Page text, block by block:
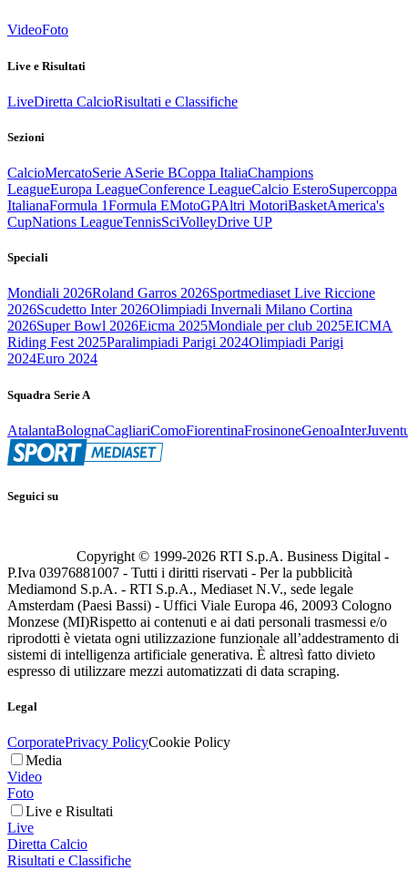
VideoFoto
Live e Risultati
LiveDiretta CalcioRisultati e Classifiche
Sezioni
CalcioMercatoSerie ASerie BCoppa ItaliaChampions
LeagueEuropa LeagueConference LeagueCalcio EsteroSupercoppa
ItalianaFormula 1Formula EMotoGPAltri MotoriBasketAmerica's
CupNations LeagueTennisSciVolleyDrive UP
Speciali
Mondiali 2026Roland Garros 2026Sportmediaset Live Riccione
2026Scudetto Inter 2026Olimpiadi Invernali Milano Cortina
2026Super Bowl 2026Eicma 2025Mondiale per club 2025EICMA
Riding Fest 2025Paralimpiadi Parigi 2024Olimpiadi Parigi
2024Euro 2024
Squadra Serie A
AtalantaBolognaCagliariComoFiorentinaFrosinoneGenoaInter
Seguici su
Copyright © 1999-2026 RTI S.p.A. Business Digital -
P.Iva 03976881007 - Tutti i diritti riservati - Per la pubblicità
Mediamond S.p.A. - RTI S.p.A., Mediaset N.V., sede legale
Amsterdam (Paesi Bassi) - Uffici Viale Europa 46, 20093 Cologno
Monzese (MI)Rispetto ai contenuti e ai dati personali trasmessi e/o
riprodotti è vietata ogni utilizzazione funzionale all’addestramento di
sistemi di intelligenza artificiale generativa. È altresì fatto divieto
espresso di utilizzare mezzi automatizzati di data scraping.
Legal
CorporatePrivacy PolicyCookie Policy
Media
Video
Foto
Live e Risultati
Live
Diretta Calcio
Risultati e Classifiche